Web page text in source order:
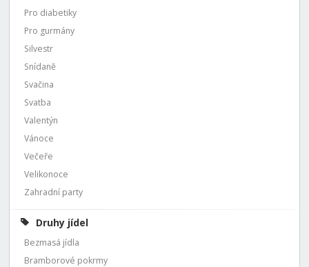
Pro diabetiky
Pro gurmány
Silvestr
Snídaně
Svačina
Svatba
Valentýn
Vánoce
Večeře
Velikonoce
Zahradní party
Druhy jídel
Bezmasá jídla
Bramborové pokrmy